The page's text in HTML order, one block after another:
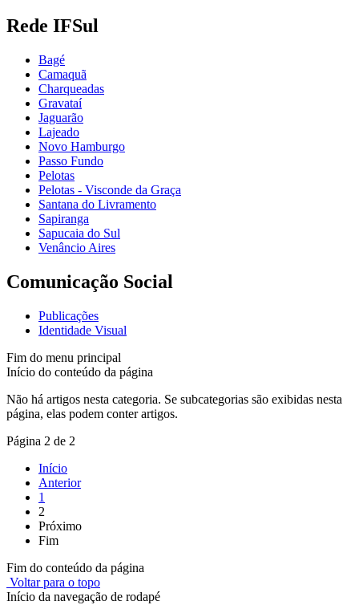
Rede IFSul
Bagé
Camaquã
Charqueadas
Gravataí
Jaguarão
Lajeado
Novo Hamburgo
Passo Fundo
Pelotas
Pelotas - Visconde da Graça
Santana do Livramento
Sapiranga
Sapucaia do Sul
Venâncio Aires
Comunicação Social
Publicações
Identidade Visual
Fim do menu principal
Início do conteúdo da página
Não há artigos nesta categoria. Se subcategorias são exibidas nesta
página, elas podem conter artigos.
Página 2 de 2
Início
Anterior
1
2
Próximo
Fim
Fim do conteúdo da página
Voltar para o topo
Início da navegação de rodapé